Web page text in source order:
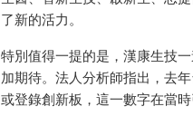
了新的活力。
特別值得一提的是，漢康生技
加期待。法人分析師指出，去
或登錄創新板，這一數字在當時